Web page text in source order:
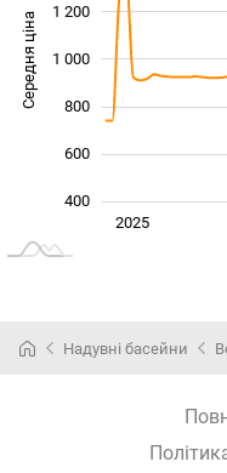
Середня ціна 1 000
400
600
800
1 000
1 200
Січ. 2025
Лип.
20272025
Надувні басейни